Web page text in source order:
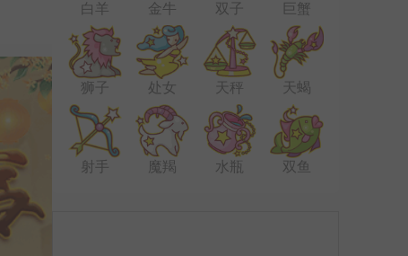
白羊 金牛 双子 巨蟹
狮子 处女 天秤 天蝎
射手 魔羯 水瓶 双鱼